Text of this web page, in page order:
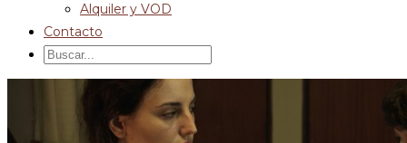
Alquiler y VOD
Contacto